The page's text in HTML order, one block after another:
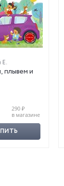
Е.
плывем и
290 ₽
в магазине